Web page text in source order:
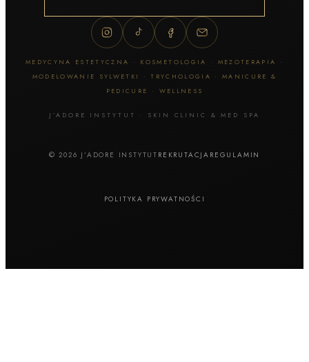
MEDYCYNA ESTETYCZNA · KOSMETOLOGIA · MEZOTERAPIA ·
MODELOWANIE SYLWETKI · TRYCHOLOGIA · MANICURE &
PEDICURE · WELLNESS
J’ADORE INSTYTUT · SKIN CLINIC & MED SPA
© 2026 J’ADORE INSTYTUT REKRUTACJA REGULAMIN
POLITYKA PRYWATNOŚCI